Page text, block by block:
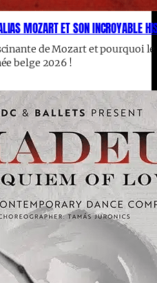
MOZART ET SON INCROYABLE
de Mozart et pourquoi
belge 2026 !